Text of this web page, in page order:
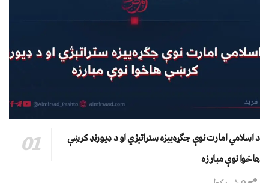
د اسلامي امارت نوې جګړه‌ییزه ستراتېژي او د ډیورنډ کرښې
هاخوا نوې مبارزه